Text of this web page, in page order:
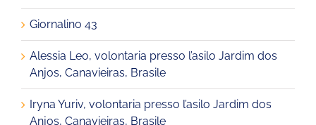
Giornalino 43
Alessia Leo, volontaria presso l’asilo Jardim dos
Anjos, Canavieiras, Brasile
Iryna Yuriv, volontaria presso l’asilo Jardim dos
Anjos, Canavieiras, Brasile